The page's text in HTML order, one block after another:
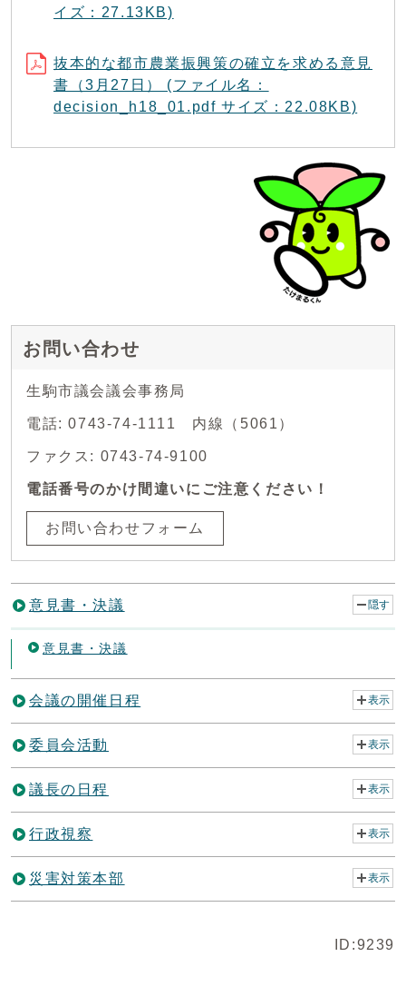
イズ：27.13KB)
抜本的な都市農業振興策の確立を求める意見
書（3月27日） (ファイル名：
decision_h18_01.pdf サイズ：22.08KB)
お問い合わせ
生駒市議会議会事務局
電話: 0743-74-1111 内線（5061）
ファクス: 0743-74-9100
電話番号のかけ間違いにご注意ください！
お問い合わせフォーム
意見書・決議 隠す
意見書・決議
会議の開催日程 表示
委員会活動 表示
議長の日程 表示
行政視察 表示
災害対策本部 表示
ID:9239